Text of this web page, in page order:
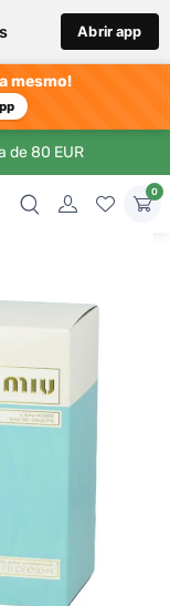
Abrir app
mesmo!
de 80 EUR
0